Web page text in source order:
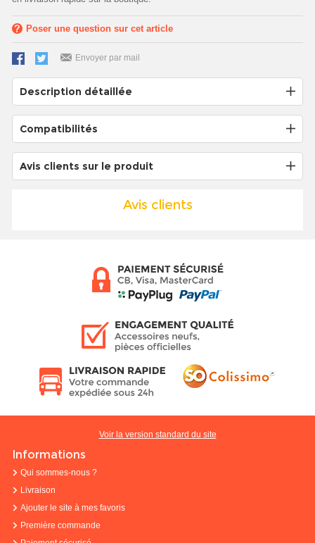
Poser une question sur cet article
Envoyer par mail
Description détaillée
Compatibilités
Avis clients sur le produit
Avis clients
Voir la version standard du site
Informations
Qui sommes-nous ?
Livraison
Ajouter le site à mes favoris
Première commande